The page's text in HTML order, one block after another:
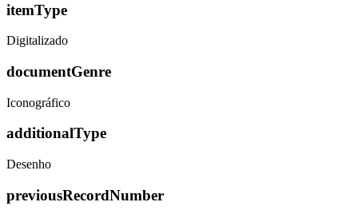
itemType
Digitalizado
documentGenre
Iconográfico
additionalType
Desenho
previousRecordNumber